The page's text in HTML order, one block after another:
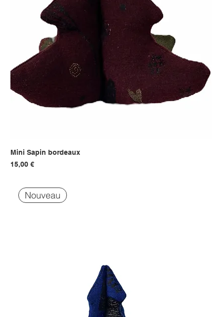
Mini Sapin bordeaux
Prix
15,00 €
Nouveau